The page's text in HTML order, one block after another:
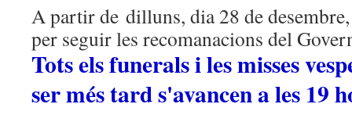
A partir de dilluns, dia 28 de desembre,
per seguir les recomanacions del
Tots els funerals i les misses
ser més tard s'avancen a les 19